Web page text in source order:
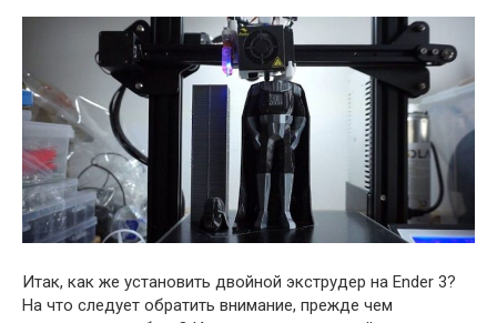
Итак, как же установить двойной экструдер на Ender 3?
На что следует обратить внимание, прежде чем